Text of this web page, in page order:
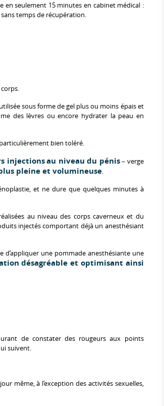
en seulement 15 minutes en cabinet médical :
temps de récupération.
sous forme de gel plus ou moins épais et
des lèvres ou encore hydrater la peau en
bien toléré.
injectionsau niveau du pénis– verge
pleine et volumineuse.
et ne dure que quelques minutes à
au niveau des corps caverneux et du
injectés comportant déjà un anesthésiant
d’appliquer une pommade anesthésiante une
désagréable et optimisant ainsi
de constater des rougeurs aux points
suivent.
même, à l’exception des activités sexuelles,